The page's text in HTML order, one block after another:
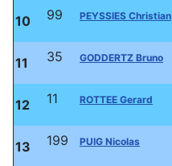
10
99 PEYSSIES Christian
11
35 GODDERTZ Bruno
12
11 ROTTEE Gerard
13
199 PUIG Nicolas